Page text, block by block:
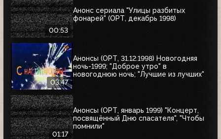
00:53
Анонс сериала "Улицы разбитых
фонарей" (ОРТ, декабрь 1998)
03:47
Анонсы (ОРТ, 31.12.1998) Новогодняя
ночь-1999; "Доброе утро" в
новогоднюю ночь; "Лучшие из лучших"
01:17
Анонсы (ОРТ, январь 1999) "Концерт,
посвящённый Дню спасателя", "Чтобы
помнили"